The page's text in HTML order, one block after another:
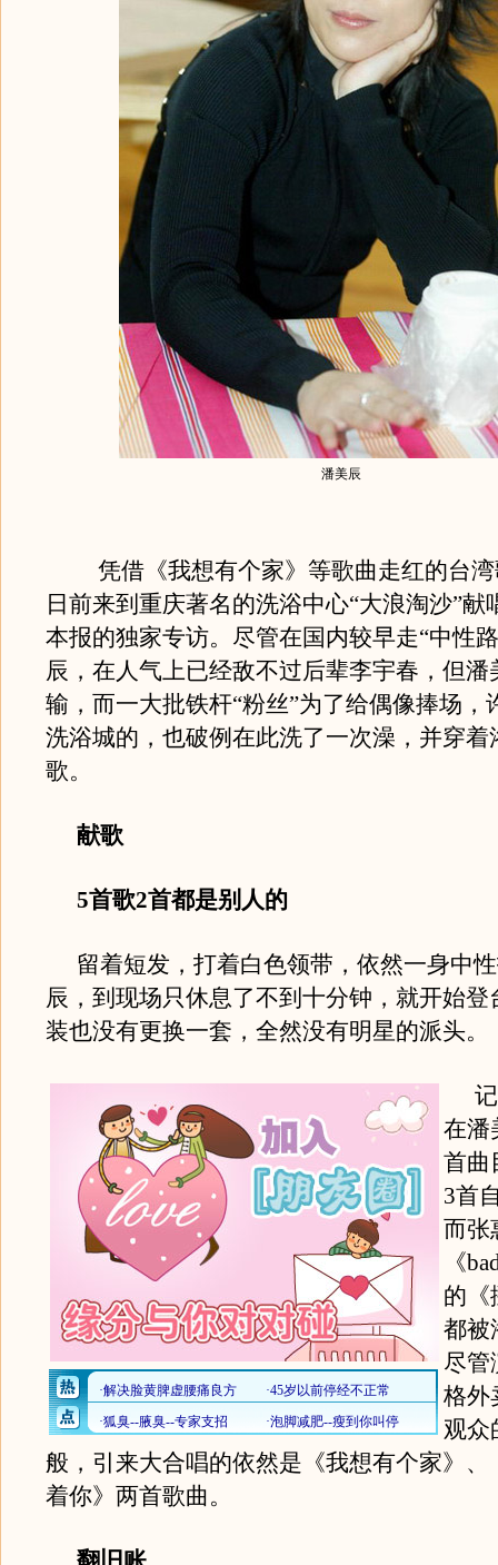
潘美辰
凭借《我想有个家》等歌曲走红的台湾
日前来到重庆著名的洗浴中心“大浪淘沙”献
本报的独家专访。尽管在国内较早走“中性
辰，在人气上已经敌不过后辈李宇春，但潘
输，而一大批铁杆“粉丝”为了给偶像捧场，
洗浴城的，也破例在此洗了一次澡，并穿着
歌。
献歌
5首歌2首都是别人的
留着短发，打着白色领带，依然一身中
辰，到现场只休息了不到十分钟，就开始登
装也没有更换一套，全然没有明星的派头。
在潘
首曲
3首
而张
《
的《
都被
尽管
格外
观众
般，引来大合唱的依然是《我想有个家》、
着你》两首歌曲。